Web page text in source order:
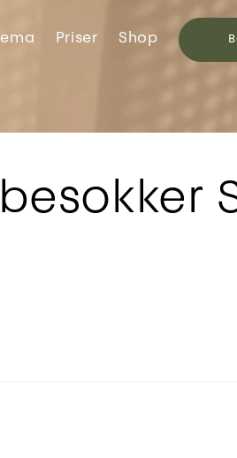
Priser Shop